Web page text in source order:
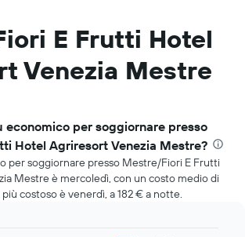
E Frutti Hotel
Venezia Mestre
economico per soggiornare presso
Hotel Agriresort Venezia Mestre?
per soggiornare presso Mestre/Fiori E Frutti
Mestre è mercoledì, con un costo medio di
costoso è venerdì, a 182 € a notte.